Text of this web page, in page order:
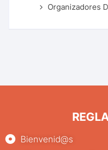
Organizadores
Bienvenid@s